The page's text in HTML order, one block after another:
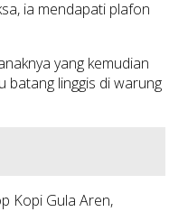
ia mendapati plafon
yang kemudian
batang linggis di warung
Kopi Gula Aren,